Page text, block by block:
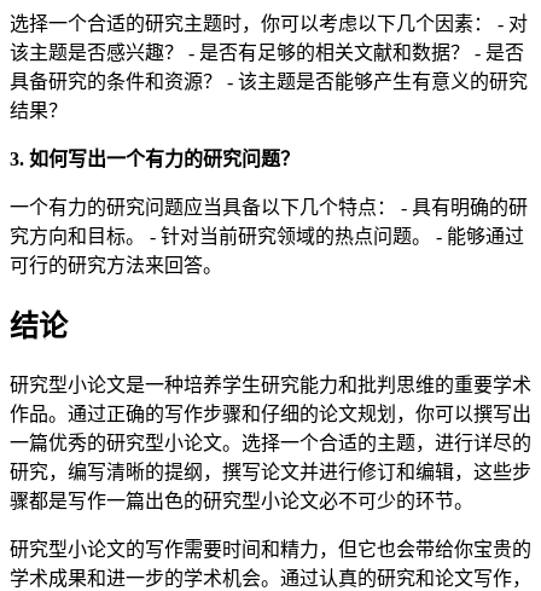
选择一个合适的研究主题时，你可以考虑以下几个因素： - 对
该主题是否感兴趣？ - 是否有足够的相关文献和数据？ - 是否
具备研究的条件和资源？ - 该主题是否能够产生有意义的研究
结果？
3. 如何写出一个有力的研究问题？
一个有力的研究问题应当具备以下几个特点： - 具有明确的研
究方向和目标。 - 针对当前研究领域的热点问题。 - 能够通过
可行的研究方法来回答。
结论
研究型小论文是一种培养学生研究能力和批判思维的重要学术
作品。通过正确的写作步骤和仔细的论文规划，你可以撰写出
一篇优秀的研究型小论文。选择一个合适的主题，进行详尽的
研究，编写清晰的提纲，撰写论文并进行修订和编辑，这些步
骤都是写作一篇出色的研究型小论文必不可少的环节。
研究型小论文的写作需要时间和精力，但它也会带给你宝贵的
学术成果和进一步的学术机会。通过认真的研究和论文写作，